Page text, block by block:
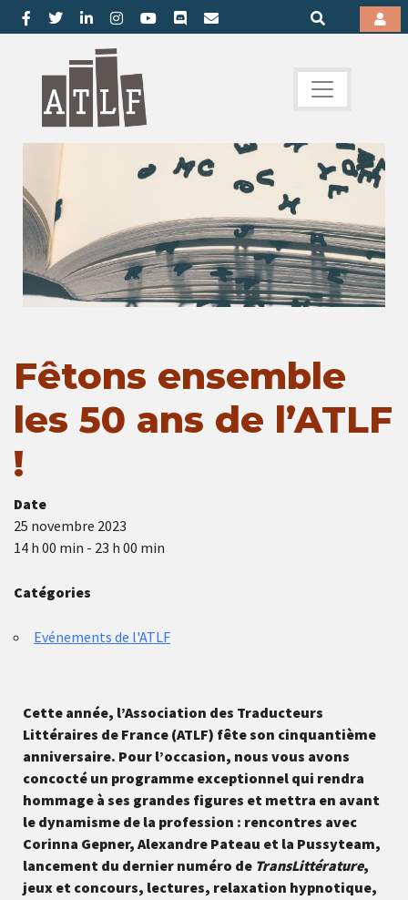
Fêtons ensemble
les 50 ans de l’ATLF
!
Date
25 novembre 2023
14 h 00 min - 23 h 00 min
Catégories
Evénements de l'ATLF
Cette année, l’Association des Traducteurs
Littéraires de France (ATLF) fête son cinquantième
anniversaire. Pour l’occasion, nous vous avons
concocté un programme exceptionnel qui rendra
hommage à ses grandes figures et mettra en avant
le dynamisme de la profession : rencontres avec
Corinna Gepner, Alexandre Pateau et la Pussyteam,
lancement du dernier numéro de TransLittérature,
jeux et concours, lectures, relaxation hypnotique,